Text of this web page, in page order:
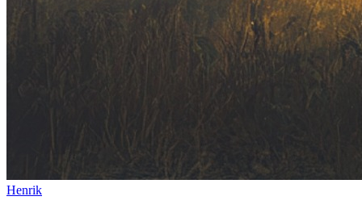
Henrik